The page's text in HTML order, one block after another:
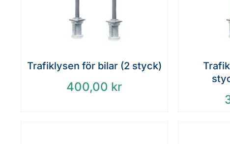
Trafiklysen för bilar (2 styck)
400,00 kr